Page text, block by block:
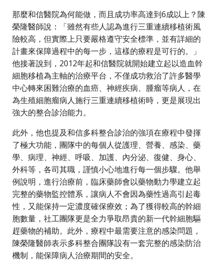
那麼和信醫院為何能做，而且成功率高達到6成以上？陳
榮隆醫師說：「雖然有些人認為進行三重連續移植術風
險較高，但實際上只要嚴格遵守安全標準，並有詳細的
計畫來保障過程中的每一步，這樣的療程是可行的。」
他接著說到，2012年起和信醫院就開始建立起以造血幹
細胞移植為主軸的治療平台，不僅成功救治了許多醫學
中心轉來困難治療的血癌、神經疾病、腫瘤等病人，在
為生殖細胞瘤病人施行三重連續移植術時，更是展現出
強大的整合診治能力。
此外，他也提及和信多科整合診治的強項在療程中發揮
了極大功能，團隊中的每個人從護理、營養、感染、藥
學、病理、神經、呼吸、加護、內分泌、復健、身心、
外科等，各司其職，謹慎小心地進行每一個步驟。他舉
例說明，進行治療前，臨床藥師會以藥物動力學建立起
完整的藥物監控體系，讓病人不會因為藥性過高引起毒
性，又能保持一定濃度確保療效；為了獲得較高的幹細
胞數量，社工團隊更是全力爭取昂貴的新一代幹細胞驅
趕藥物的補助。此外，療程中最需要注意的感染問題，
陳榮隆醫師表示多科整合團隊設有一套完整的感染防治
機制，能保障病人治療期間的安全。